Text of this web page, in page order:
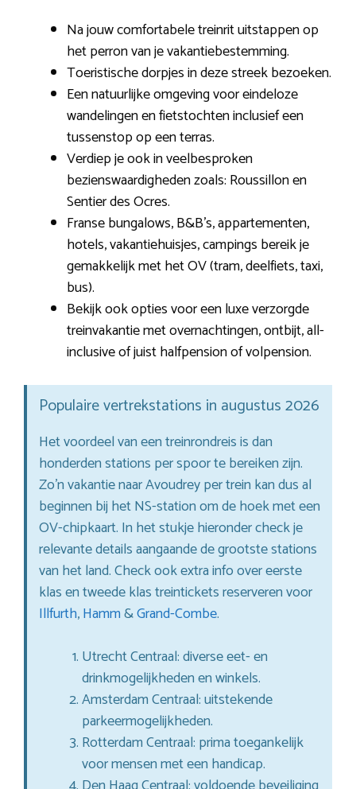
Na jouw comfortabele treinrit uitstappen op
het perron van je vakantiebestemming.
Toeristische dorpjes in deze streek bezoeken.
Een natuurlijke omgeving voor eindeloze
wandelingen en fietstochten inclusief een
tussenstop op een terras.
Verdiep je ook in veelbesproken
bezienswaardigheden zoals: Roussillon en
Sentier des Ocres.
Franse bungalows, B&B’s, appartementen,
hotels, vakantiehuisjes, campings bereik je
gemakkelijk met het OV (tram, deelfiets, taxi,
bus).
Bekijk ook opties voor een luxe verzorgde
treinvakantie met overnachtingen, ontbijt, all-
inclusive of juist halfpension of volpension.
Populaire vertrekstations in augustus 2026
Het voordeel van een treinrondreis is dan
honderden stations per spoor te bereiken zijn.
Zo’n vakantie naar Avoudrey per trein kan dus al
beginnen bij het NS-station om de hoek met een
OV-chipkaart. In het stukje hieronder check je
relevante details aangaande de grootste stations
van het land. Check ook extra info over eerste
klas en tweede klas treintickets reserveren voor
Illfurth,Hamm&Grand-Combe.
Utrecht Centraal: diverse eet- en
drinkmogelijkheden en winkels.
Amsterdam Centraal: uitstekende
parkeermogelijkheden.
Rotterdam Centraal: prima toegankelijk
voor mensen met een handicap.